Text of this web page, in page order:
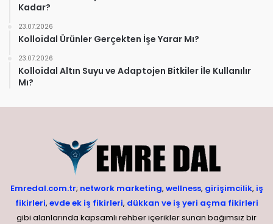
Kadar?
23.07.2026
Kolloidal Ürünler Gerçekten İşe Yarar Mı?
23.07.2026
Kolloidal Altın Suyu ve Adaptojen Bitkiler İle Kullanılır
Mı?
Emredal.com.tr; network marketing, wellness, girişimcilik, iş
fikirleri, evde ek iş fikirleri, dükkan ve iş yeri açma fikirleri
gibi alanlarında kapsamlı rehber içerikler sunan bağımsız bir